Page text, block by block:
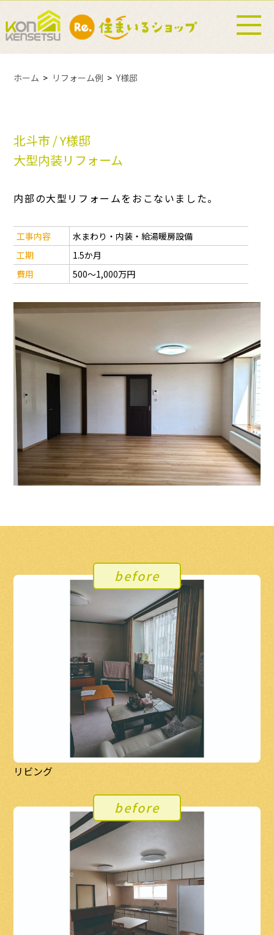
ホーム リフォーム例 Y様邸
北斗市 / Y様邸
大型内装リフォーム
内部の大型リフォームをおこないました。
工事内容
水まわり・内装・給湯暖房設備
工期
1.5か月
費用
500～1,000万円
before
リビング
before